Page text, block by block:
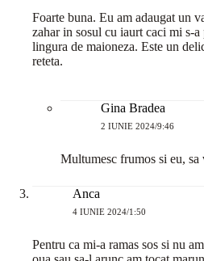
Foarte buna. Eu am adaugat un
zahar in sosul cu iaurt caci mi s-
lingura de maioneza. Este un
reteta.
Gina Bradea
2 IUNIE 2024/9:46
Multumesc frumos si eu, sa
Anca
4 IUNIE 2024/1:50
Pentru ca mi-a ramas sos si nu